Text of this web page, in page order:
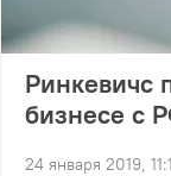
Ринкевичс
бизнесе с
24 января 2019,